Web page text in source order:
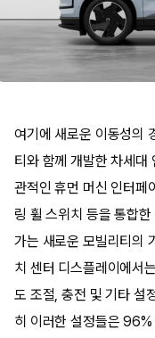
여기에 새로운 이동성의
티와 함께 개발한 차세대
관적인 휴먼 머신 인터페
링 휠 스위치 등을 통합
가는 새로운 모빌리티의
치 센터 디스플레이에서
도 조절, 충전 및 기타 설
히 이러한 설정들은